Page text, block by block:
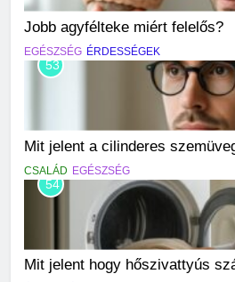
Jobb agyfélteke miért felelős?
EGÉSZSÉG ÉRDESSÉGEK
53
Mit jelent a cilinderes
CSALÁD EGÉSZSÉG
54
Mit jelent hogy hőszivattyús